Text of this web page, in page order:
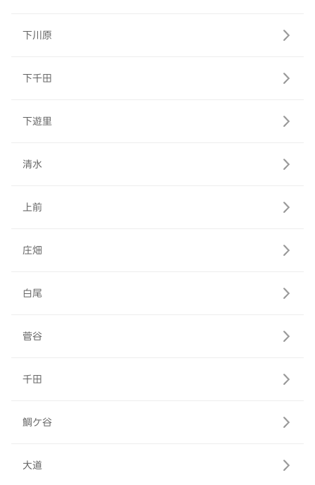
下川原
下千田
下遊里
清水
上前
庄畑
白尾
菅谷
千田
鯛ケ谷
大道